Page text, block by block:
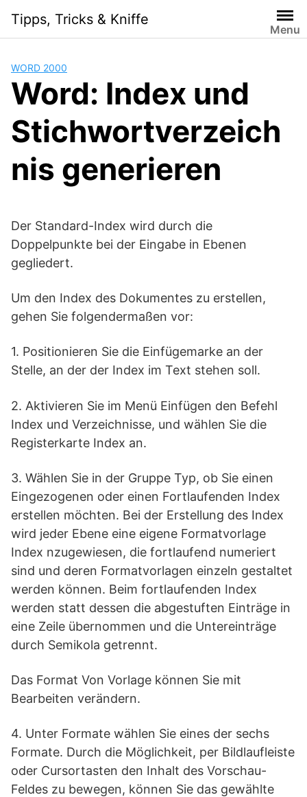
content
Tipps, Tricks & Kniffe
Menu
WORD 2000
Word: Index und
Stichwortverzeich
nis generieren
Der Standard-Index wird durch die
Doppelpunkte bei der Eingabe in Ebenen
gegliedert.
Um den Index des Dokumentes zu erstellen,
gehen Sie folgendermaßen vor:
1. Positionieren Sie die Einfügemarke an der
Stelle, an der der Index im Text stehen soll.
2. Aktivieren Sie im Menü Einfügen den Befehl
Index und Verzeichnisse, und wählen Sie die
Registerkarte Index an.
3. Wählen Sie in der Gruppe Typ, ob Sie einen
Eingezogenen oder einen Fortlaufenden Index
erstellen möchten. Bei der Erstellung des Index
wird jeder Ebene eine eigene Formatvorlage
Index nzugewiesen, die fortlaufend numeriert
sind und deren Formatvorlagen einzeln gestaltet
werden können. Beim fortlaufenden Index
werden statt dessen die abgestuften Einträge in
eine Zeile übernommen und die Untereinträge
durch Semikola getrennt.
Das Format Von Vorlage können Sie mit
Bearbeiten verändern.
4. Unter Formate wählen Sie eines der sechs
Formate. Durch die Möglichkeit, per Bildlaufleiste
oder Cursortasten den Inhalt des Vorschau-
Feldes zu bewegen, können Sie das gewählte